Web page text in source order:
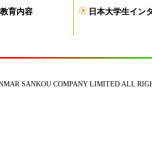
教育内容
日本大学生イン
SANKOU COMPANY LIMITED ALL